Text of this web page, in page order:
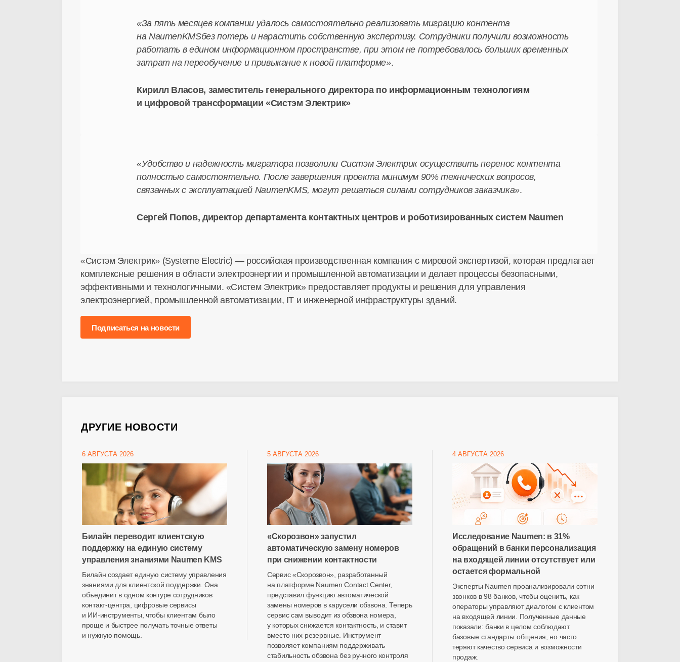
«За пять месяцев компании удалось самостоятельно реализовать миграцию контента
на NaumenKMSбез потерь и нарастить собственную экспертизу. Сотрудники получили возможность
работать в едином информационном пространстве, при этом не потребовалось больших временных
затрат на переобучение и привыкание к новой платформе».
Кирилл Власов, заместитель генерального директора по информационным технологиям
и цифровой трансформации «Систэм Электрик»
«Удобство и надежность мигратора позволили Систэм Электрик осуществить перенос контента
полностью самостоятельно. После завершения проекта минимум 90% технических вопросов,
связанных с эксплуатацией NaumenKMS, могут решаться силами сотрудников заказчика».
Сергей Попов, директор департамента контактных центров и роботизированных систем Naumen
«Систэм Электрик» (Systeme Electric) — российская производственная компания с мировой экспертизой, которая предлагает
комплексные решения в области электроэнергии и промышленной автоматизации и делает процессы безопасными,
эффективными и технологичными. «Систем Электрик» предоставляет продукты и решения для управления
электроэнергией, промышленной автоматизации, IT и инженерной инфраструктуры зданий.
Подписаться на новости
ДРУГИЕ НОВОСТИ
6 АВГУСТА 2026
Билайн переводит клиентскую
поддержку на единую систему
управления знаниями Naumen KMS
Билайн создает единую систему управления
знаниями для клиентской поддержки. Она
объединит в одном контуре сотрудников
контакт-центра , цифровые сервисы
и ИИ-инструменты , чтобы клиентам было
проще и быстрее получать точные ответы
и нужную помощь.
5 АВГУСТА 2026
«Скорозвон» запустил
автоматическую замену номеров
при снижении контактности
Сервис «Скорозвон», разработанный
на платформе Naumen Contact Center,
представил функцию автоматической
замены номеров в карусели обзвона. Теперь
сервис сам выводит из обзвона номера,
у которых снижается контактность, и ставит
вместо них резервные. Инструмент
позволяет компаниям поддерживать
стабильность обзвона без ручного контроля
4 АВГУСТА 2026
Исследование Naumen: в 31%
обращений в банки персонализация
на входящей линии отсутствует или
остается формальной
Эксперты Naumen проанализировали сотни
звонков в 98 банков, чтобы оценить, как
операторы управляют диалогом с клиентом
на входящей линии. Полученные данные
показали: банки в целом соблюдают
базовые стандарты общения, но часто
теряют качество сервиса и возможности
продаж.